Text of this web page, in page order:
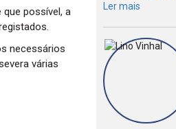
possível, a
necessários
várias
Ler mais